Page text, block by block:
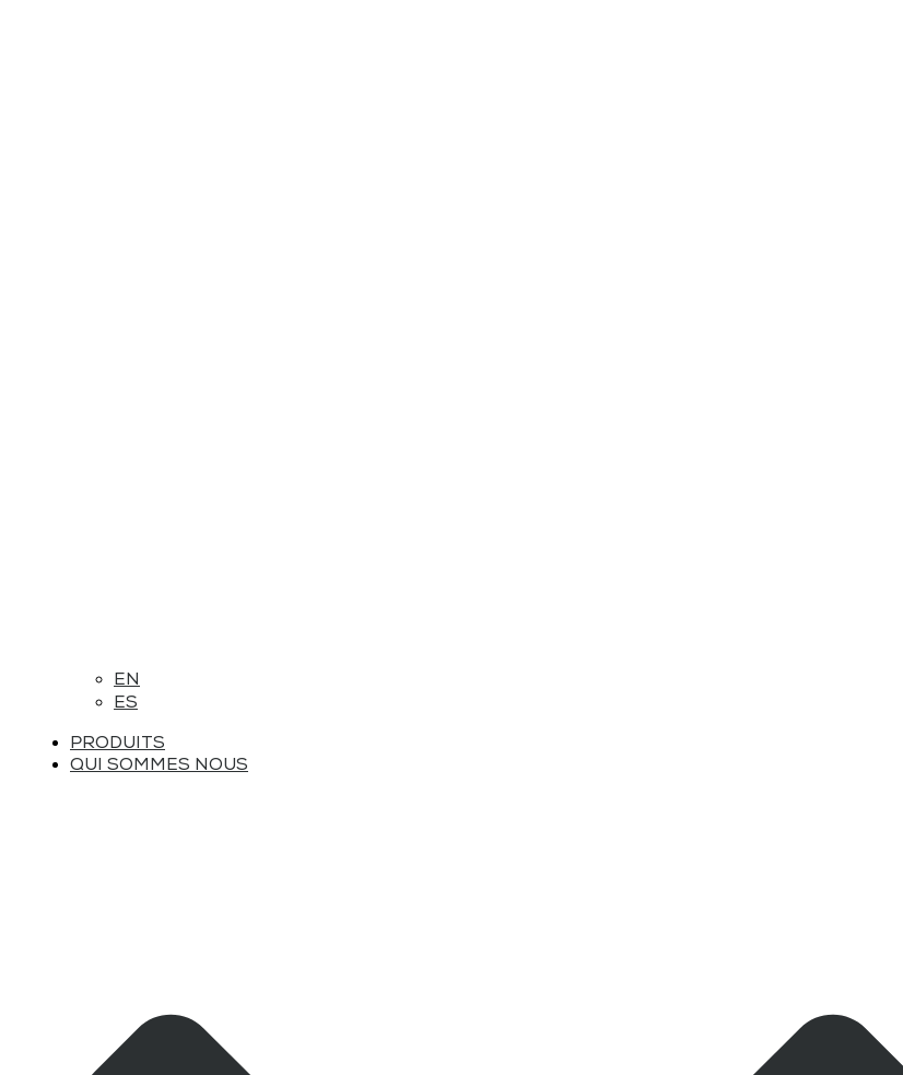
EN
ES
PRODUITS
QUI SOMMES NOUS